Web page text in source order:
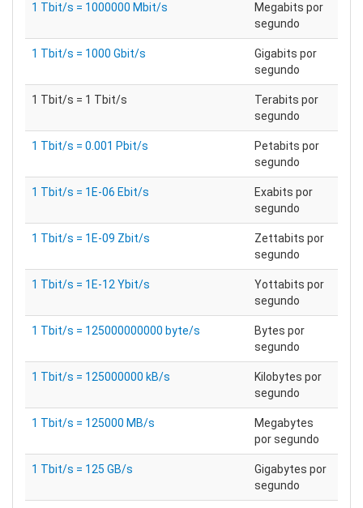
1 Tbit/s = 1000000 Mbit/s
Megabits por
segundo
1 Tbit/s = 1000 Gbit/s
Gigabits por
segundo
1 Tbit/s = 1 Tbit/s
Terabits por
segundo
1 Tbit/s = 0.001 Pbit/s
Petabits por
segundo
1 Tbit/s = 1E-06 Ebit/s
Exabits por
segundo
1 Tbit/s = 1E-09 Zbit/s
Zettabits por
segundo
1 Tbit/s = 1E-12 Ybit/s
Yottabits por
segundo
1 Tbit/s = 125000000000 byte/s
Bytes por
segundo
1 Tbit/s = 125000000 kB/s
Kilobytes por
segundo
1 Tbit/s = 125000 MB/s
Megabytes
por segundo
1 Tbit/s = 125 GB/s
Gigabytes por
segundo